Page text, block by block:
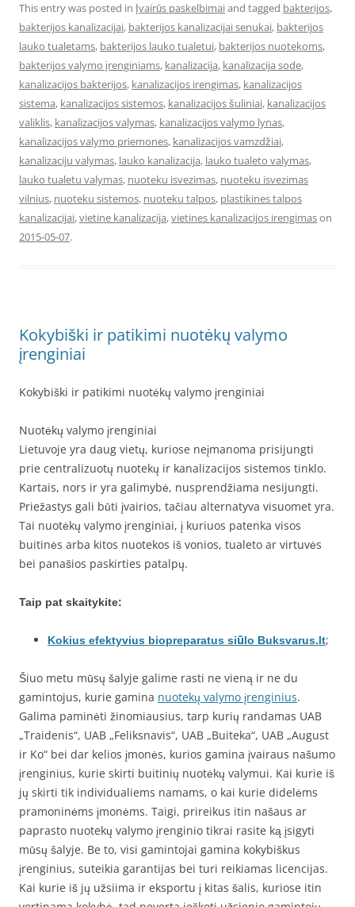
This entry was posted in Įvairūs paskelbimaiand tagged bakterijos,
bakterijos kanalizacijai, bakterijos kanalizacijai senukai, bakterijos
lauko tualetams, bakterijos lauko tualetui, bakterijos nuotekoms,
bakterijos valymo įrenginiams, kanalizacija, kanalizacija sode,
kanalizacijos bakterijos, kanalizacijos irengimas, kanalizacijos
sistema, kanalizacijos sistemos, kanalizacijos šuliniai, kanalizacijos
valiklis, kanalizacijos valymas, kanalizacijos valymo lynas,
kanalizacijos valymo priemones, kanalizacijos vamzdžiai,
kanalizaciju valymas, lauko kanalizacija, lauko tualeto valymas,
lauko tualetu valymas, nuoteku isvezimas, nuoteku isvezimas
vilnius, nuoteku sistemos, nuoteku talpos, plastikines talpos
kanalizacijai,vietine kanalizacija,vietines kanalizacijos irengimason
2015-05-07.
Kokybiški ir patikimi nuotėkų valymo
įrenginiai
Kokybiški ir patikimi nuotėkų valymo įrenginiai
Nuotėkų valymo įrenginiai
Lietuvoje yra daug vietų, kuriose neįmanoma prisijungti
prie centralizuotų nuotekų ir kanalizacijos sistemos tinklo.
Kartais, nors ir yra galimybė, nusprendžiama nesijungti.
Priežastys gali būti įvairios, tačiau alternatyva visuomet yra.
Tai nuotėkų valymo įrenginiai, į kuriuos patenka visos
buitinės arba kitos nuotekos iš vonios, tualeto ar virtuvės
bei panašios paskirties patalpų.
Taip pat skaitykite:
Kokius efektyvius biopreparatus siūlo Buksvarus.lt;
Šiuo metu mūsų šalyje galime rasti ne vieną ir ne du
gamintojus, kurie gamina nuotekų valymo įrenginius.
Galima paminėti žinomiausius, tarp kurių randamas UAB
„Traidenis“, UAB „Feliksnavis“, UAB „Buiteka“, UAB „August
ir Ko“ bei dar kelios įmonės, kurios gamina įvairaus našumo
įrenginius, kurie skirti buitinių nuotėkų valymui. Kai kurie iš
jų skirti tik individualiems namams, o kai kurie didelėms
pramoninėms įmonėms. Taigi, prireikus itin našaus ar
paprasto nuotekų valymo įrenginio tikrai rasite ką įsigyti
mūsų šalyje. Be to, visi gamintojai gamina kokybiškus
įrenginius, suteikia garantijas bei turi reikiamas licencijas.
Kai kurie iš jų užsiima ir eksportu į kitas šalis, kuriose itin